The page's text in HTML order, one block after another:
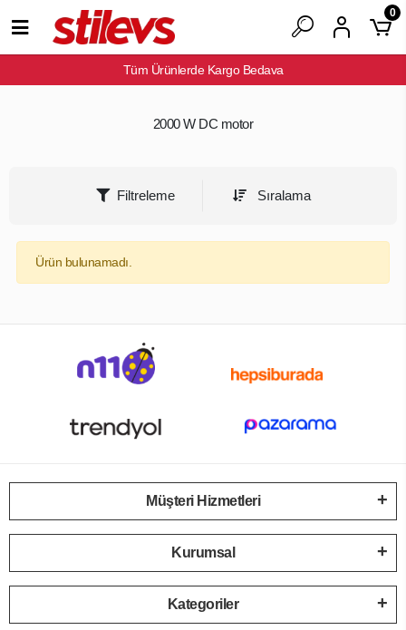
Tüm Ürünlerde Kargo Bedava
0
2000 W DC motor
Filtreleme Sıralama
Ürün bulunamadı.
Müşteri Hizmetleri
Kurumsal
Kategoriler